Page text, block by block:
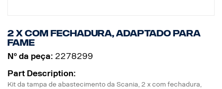
2 x Com fechadura, adaptado para
FAME
Nº da peça: 2278299
Part Description:
Kit da tampa de abastecimento da Scania, 2 x com fechadura,